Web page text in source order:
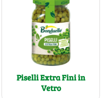
Piselli Extra Fini in
Vetro